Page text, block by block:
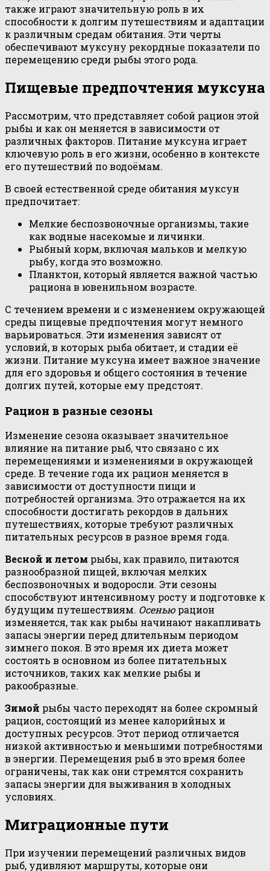
также играют значительную роль в их
способности к долгим путешествиям и адаптации
к различным средам обитания. Эти черты
обеспечивают муксуну рекордные показатели по
перемещению среди рыбы этого рода.
Пищевые предпочтения муксуна
Рассмотрим, что представляет собой рацион этой
рыбы и как он меняется в зависимости от
различных факторов. Питание муксуна играет
ключевую роль в его жизни, особенно в контексте
его путешествий по водоёмам.
В своей естественной среде обитания муксун
предпочитает:
Мелкие беспозвоночные организмы, такие
как водные насекомые и личинки.
Рыбный корм, включая мальков и мелкую
рыбу, когда это возможно.
Планктон, который является важной частью
рациона в ювенильном возрасте.
С течением времени и с изменением окружающей
среды пищевые предпочтения могут немного
варьироваться. Эти изменения зависят от
условий, в которых рыба обитает, и стадии её
жизни. Питание муксуна имеет важное значение
для его здоровья и общего состояния в течение
долгих путей, которые ему предстоят.
Рацион в разные сезоны
Изменение сезона оказывает значительное
влияние на питание рыб, что связано с их
перемещениями и изменениями в окружающей
среде. В течение года их рацион меняется в
зависимости от доступности пищи и
потребностей организма. Это отражается на их
способности достигать рекордов в дальних
путешествиях, которые требуют различных
питательных ресурсов в разное время года.
Весной и летом рыбы, как правило, питаются
разнообразной пищей, включая мелких
беспозвоночных и водоросли. Эти сезоны
способствуют интенсивному росту и подготовке к
будущим путешествиям. Осеньюрацион
изменяется, так как рыбы начинают накапливать
запасы энергии перед длительным периодом
зимнего покоя. В это время их диета может
состоять в основном из более питательных
источников, таких как мелкие рыбы и
ракообразные.
Зимой рыбы часто переходят на более скромный
рацион, состоящий из менее калорийных и
доступных ресурсов. Этот период отличается
низкой активностью и меньшими потребностями
в энергии. Перемещения рыб в это время более
ограничены, так как они стремятся сохранить
запасы энергии для выживания в холодных
условиях.
Миграционные пути
При изучении перемещений различных видов
рыб, удивляют маршруты, которые они